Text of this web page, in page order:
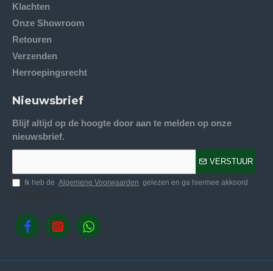
Klachten
Onze Showroom
Retouren
Verzenden
Herroepingsrecht
Nieuwsbrief
Blijf altijd op de hoogte door aan te melden op onze
nieuwsbrief.
VERSTUUR
Ik heb de Algemene Voorwaarden gelezen en ga hiermee akkoord